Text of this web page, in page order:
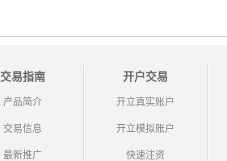
交易指南
产品简介
交易信息
最新推广
开户交易
开立真实账户
开立模拟账户
快速注资